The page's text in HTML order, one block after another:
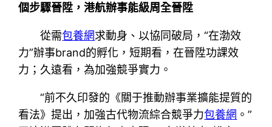
個步驟晉陞，港航辦事能級周全晉陞
從需包養網求動身、以協同破局，“在渤效
力”辦事brand的孵化，短期看，在晉陞功課效
力；久遠看，為加強競爭實力。
“前不久印發的《關于推動辦事業擴能提質的
看法》提出，加強古代物流綜合競爭力包養網 。”